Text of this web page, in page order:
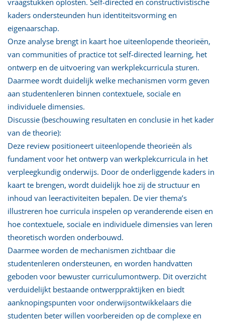
kaders ondersteunden hun identiteitsvorming en
eigenaarschap.
Onze analyse brengt in kaart hoe uiteenlopende theorieën,
van communities of practice tot self-directed learning, het
ontwerp en de uitvoering van werkplekcurricula sturen.
Daarmee wordt duidelijk welke mechanismen vorm geven
aan studentenleren binnen contextuele, sociale en
individuele dimensies.
Discussie (beschouwing resultaten en conclusie in het kader
van de theorie):
Deze review positioneert uiteenlopende theorieën als
fundament voor het ontwerp van werkplekcurricula in het
verpleegkundig onderwijs. Door de onderliggende kaders in
kaart te brengen, wordt duidelijk hoe zij de structuur en
inhoud van leeractiviteiten bepalen. De vier thema’s
illustreren hoe curricula inspelen op veranderende eisen en
hoe contextuele, sociale en individuele dimensies van leren
theoretisch worden onderbouwd.
Daarmee worden de mechanismen zichtbaar die
studentenleren ondersteunen, en worden handvatten
geboden voor bewuster curriculumontwerp. Dit overzicht
verduidelijkt bestaande ontwerppraktijken en biedt
aanknopingspunten voor onderwijsontwikkelaars die
studenten beter willen voorbereiden op de complexe en